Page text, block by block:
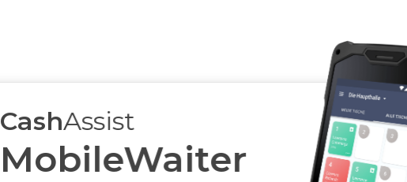
CashAssist
MobileWaiter